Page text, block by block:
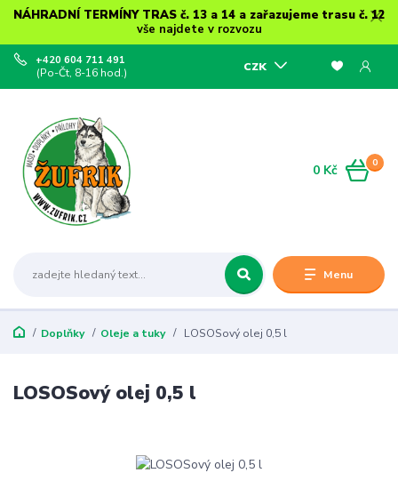
NÁHRADNÍ TERMÍNY TRAS č. 13 a 14 a zařazujeme trasu č. 12
vše najdete v rozvozu
Menu
CZK
+420 604 711 491
(Po-Čt, 8-16 hod.)
0
0 Kč
Doplňky Oleje a tuky LOSOSový olej 0,5 l
LOSOSový olej 0,5 l